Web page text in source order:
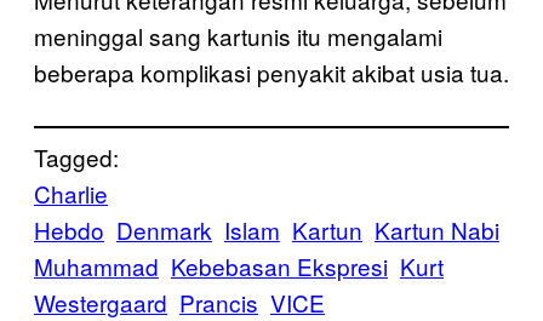
meninggal sang kartunis itu mengalami
beberapa komplikasi penyakit akibat usia tua.
Tagged:
Charlie
Hebdo Denmark Islam Kartun Kartun Nabi
Muhammad Kebebasan Ekspresi Kurt
Westergaard Prancis VICE